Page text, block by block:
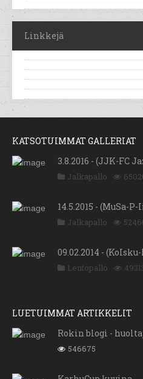
Linkkejä
KATSOTUIMMAT GALLERIAT
3.8.2016 - (JJK-FC
Jalkapallo
14.5.2015 - (MuSa-
Jalkapallo
09.02.2014 -
Lentopallo
LUETUIMMAT ARTIKKELIT
Rokin blogi -
546675